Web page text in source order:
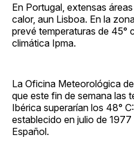
En Portugal, extensas
calor, aun Lisboa. En la
prevé temperaturas de 45°
climática Ipma.
La Oficina Meteorológica
que este fin de semana las
Ibérica superarían los 48°
establecido en julio de
Español.